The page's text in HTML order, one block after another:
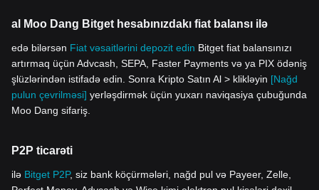
al Moo Dang Bitget hesabınızdakı fiat balansı ilə
edə bilərsən Fiat vəsaitlərini depozit edin Bitget fiat balansınızı
artırmaq üçün Advcash, SEPA, Faster Payments və ya PIX ödəniş
şlüzlərindən istifadə edin. Sonra Kripto Satın Al > klikləyin [Nağd
pulun çevrilməsi] yerləşdirmək üçün yuxarı naviqasiya çubuğunda
Moo Dang sifariş.
P2P ticarəti
ilə Bitget P2P, siz bank köçürmələri, nağd pul və Payeer, Zelle,